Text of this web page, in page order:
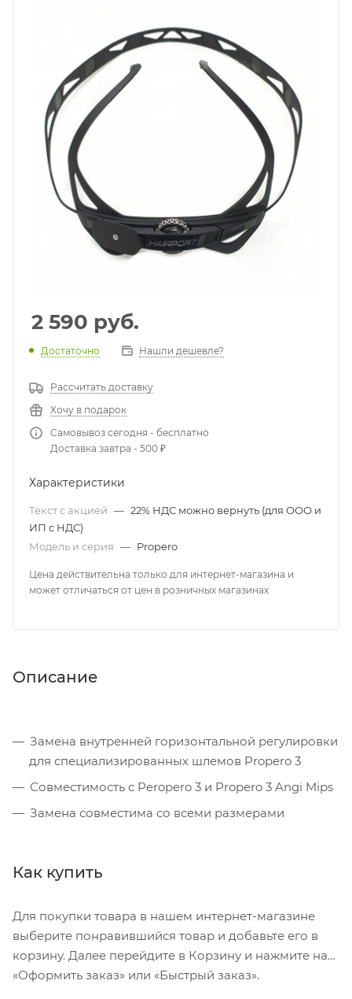
2 590 руб.
Достаточно Нашли дешевле?
Рассчитать доставку
Хочу в подарок
Самовывоз сегодня - бесплатно
Доставка завтра - 500 ₽
Характеристики
Текст с акцией — 22% НДС можно вернуть (для ООО и
ИП с НДС)
Модель и серия — Propero
Цена действительна только для интернет-магазина и
может отличаться от цен в розничных магазинах
Описание
Замена внутренней горизонтальной регулировки
для специализированных шлемов Propero 3
Совместимость с Peropero 3 и Propero 3 Angi Mips
Замена совместима со всеми размерами
Как купить
Для покупки товара в нашем интернет-магазине
выберите понравившийся товар и добавьте его в
корзину. Далее перейдите в Корзину и нажмите на
«Оформить заказ» или «Быстрый заказ».